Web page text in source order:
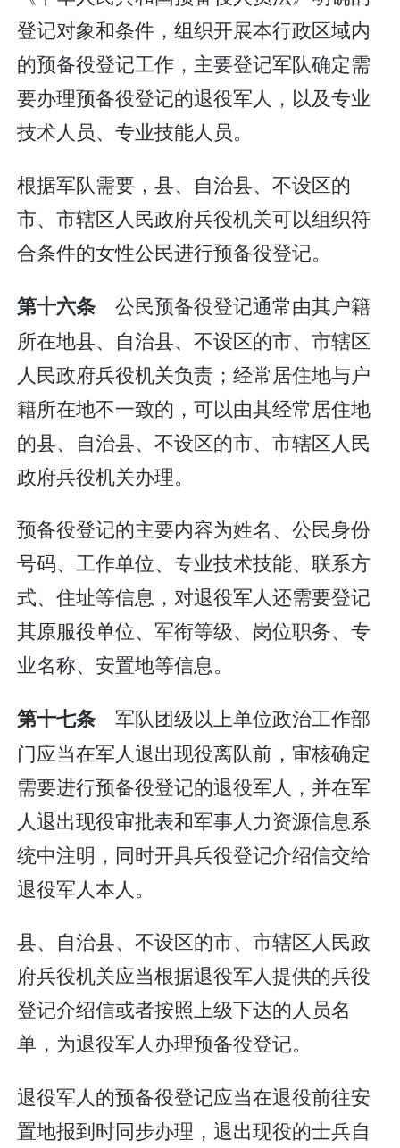
登记对象和条件，组织开展本行政区域内
的预备役登记工作，主要登记军队确定需
要办理预备役登记的退役军人，以及专业
技术人员、专业技能人员。
根据军队需要，县、自治县、不设区的
市、市辖区人民政府兵役机关可以组织符
合条件的女性公民进行预备役登记。
第十六条公民预备役登记通常由其户籍
所在地县、自治县、不设区的市、市辖区
人民政府兵役机关负责；经常居住地与户
籍所在地不一致的，可以由其经常居住地
的县、自治县、不设区的市、市辖区人民
政府兵役机关办理。
预备役登记的主要内容为姓名、公民身份
号码、工作单位、专业技术技能、联系方
式、住址等信息，对退役军人还需要登记
其原服役单位、军衔等级、岗位职务、专
业名称、安置地等信息。
第十七条军队团级以上单位政治工作部
门应当在军人退出现役离队前，审核确定
需要进行预备役登记的退役军人，并在军
人退出现役审批表和军事人力资源信息系
统中注明，同时开具兵役登记介绍信交给
退役军人本人。
县、自治县、不设区的市、市辖区人民政
府兵役机关应当根据退役军人提供的兵役
登记介绍信或者按照上级下达的人员名
单，为退役军人办理预备役登记。
退役军人的预备役登记应当在退役前往安
置地报到时同步办理，退出现役的士兵自